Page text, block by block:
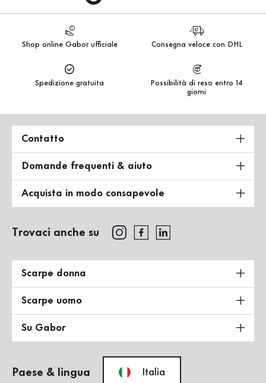
Shop online Gabor ufficiale Consegna veloce con DHL
Spedizione gratuita
Possibilità di reso entro 14
giorni
Contatto
Domande frequenti & aiuto
Acquista in modo consapevole
Trovaci anche su
Scarpe donna
Scarpe uomo
Su Gabor
Paese & lingua Italia